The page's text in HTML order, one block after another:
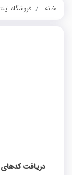
خانه فروشگاه
دریافت